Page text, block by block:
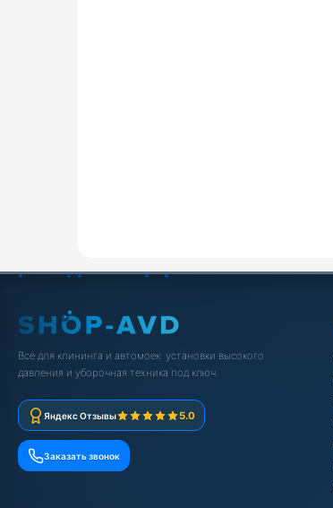
Всё для клининга и автомоек: установки высокого
давления и уборочная техника под ключ.
Яндекс Отзывы 5.0
Заказать звонок